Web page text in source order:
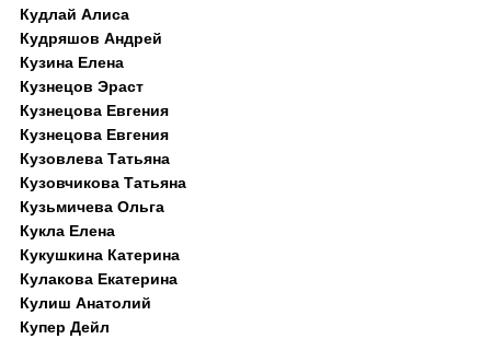
Кудлай Алиса
Кудряшов Андрей
Кузина Елена
Кузнецов Эраст
Кузнецова Евгения
Кузнецова Евгения
Кузовлева Татьяна
Кузовчикова Татьяна
Кузьмичева Ольга
Кукла Елена
Кукушкина Катерина
Кулакова Екатерина
Кулиш Анатолий
Купер Дейл